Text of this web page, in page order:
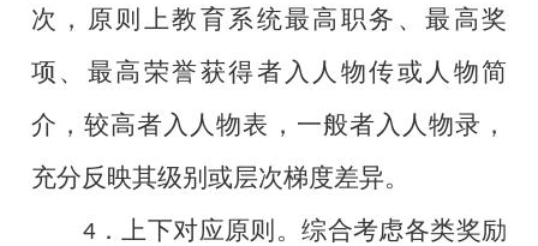
次，原则上教育系统最高职务、最高奖
项、最高荣誉获得者入人物传或人物简
介，较高者入人物表，一般者入人物录，
充分反映其级别或层次梯度差异。
4．上下对应原则。综合考虑各类奖励